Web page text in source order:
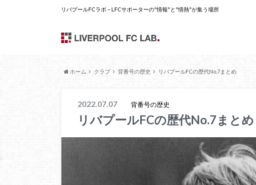
リバプールFCラボ – LFCサポーターの"情報"と"情熱"が集う場所
ホーム クラブ 背番号の歴史 リバプールFCの歴代No.7まとめ
2022.07.07 背番号の歴史
リバプールFCの歴代No.7まとめ